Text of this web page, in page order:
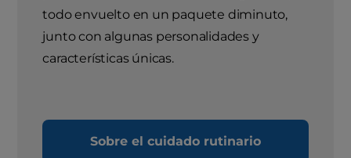
todo envuelto en un paquete diminuto,
junto con algunas personalidades y
características únicas.
Sobre el cuidado rutinario